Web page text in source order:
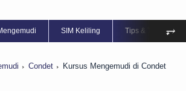
SIM Keliling Tips & Trik ⥅
Condet
Kursus Mengemudi di Condet